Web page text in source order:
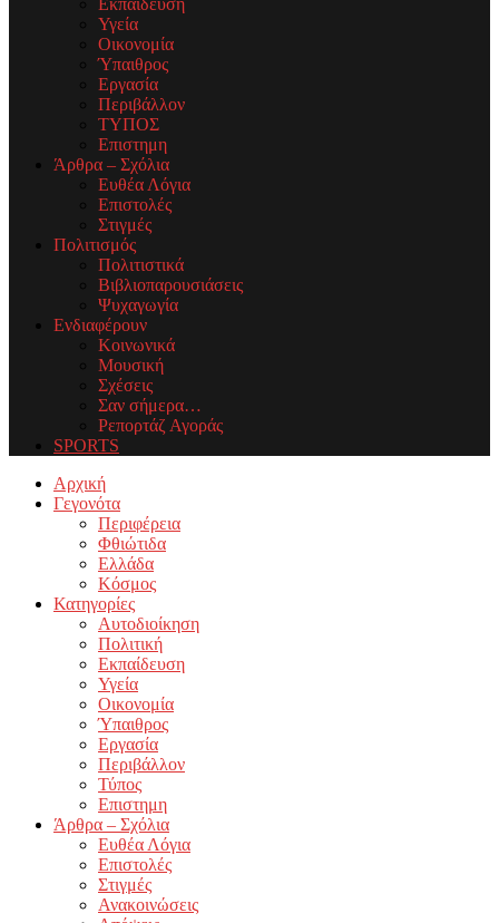
Υγεία
Οικονομία
Ύπαιθρος
Εργασία
Περιβάλλον
ΤΥΠΟΣ
Επιστημη
Άρθρα – Σχόλια
Ευθέα Λόγια
Επιστολές
Στιγμές
Πολιτισμός
Πολιτιστικά
Βιβλιοπαρουσιάσεις
Ψυχαγωγία
Ενδιαφέρουν
Κοινωνικά
Μουσική
Σχέσεις
Σαν σήμερα…
Ρεπορτάζ Αγοράς
SPORTS
Facebook
Twitter
Instagram
Youtube
Email
Αρχική
Γεγονότα
Περιφέρεια
Φθιώτιδα
Ελλάδα
Κόσμος
Κατηγορίες
Αυτοδιοίκηση
Πολιτική
Εκπαίδευση
Υγεία
Οικονομία
Ύπαιθρος
Εργασία
Περιβάλλον
Τύπος
Επιστημη
Άρθρα – Σχόλια
Ευθέα Λόγια
Επιστολές
Στιγμές
Ανακοινώσεις